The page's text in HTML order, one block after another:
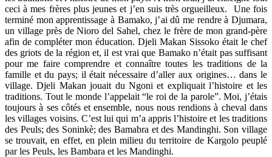
ceci à mes frères plus jeunes et j’en suis très orgueilleux.
Une fois
terminé mon apprentissage à Bamako, j’ai dû me rendre à Djumara,
un village près de Nioro del Sahel, chez le frère de mon grand-père
afin de compléter mon éducation. Djeli Makan Sissoko était le chef
des griots de la région et, il est vrai que Bamako n’était pas suffisant
pour me faire comprendre et connaître toutes les traditions de la
famille et du pays; il était nécessaire d’aller aux origines… dans le
village. Djeli Makan jouait du Ngoni et expliquait l’histoire et les
traditions. Tout le monde l’appelait “le roi de la parole”. Moi, j’étais
toujours à ses côtés et ensemble, nous nous rendions à cheval dans
les villages voisins. C’est lui qui m’a appris l’histoire et les traditions
des Peuls; des Soninkè; des Bamabra et des Mandinghi. Son village
se trouvait, en effet, en plein milieu du territoire de Kargolo peuplé
par les Peuls, les Bambara et les Mandinghi.